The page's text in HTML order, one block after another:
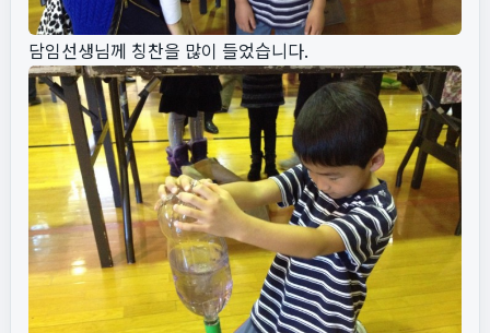
담임선생님께 칭찬을 많이 들었습니다.